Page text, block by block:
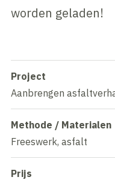
worden geladen!
Project
Aanbrengen
Methode / Materialen
Freeswerk, asfalt
Prijs